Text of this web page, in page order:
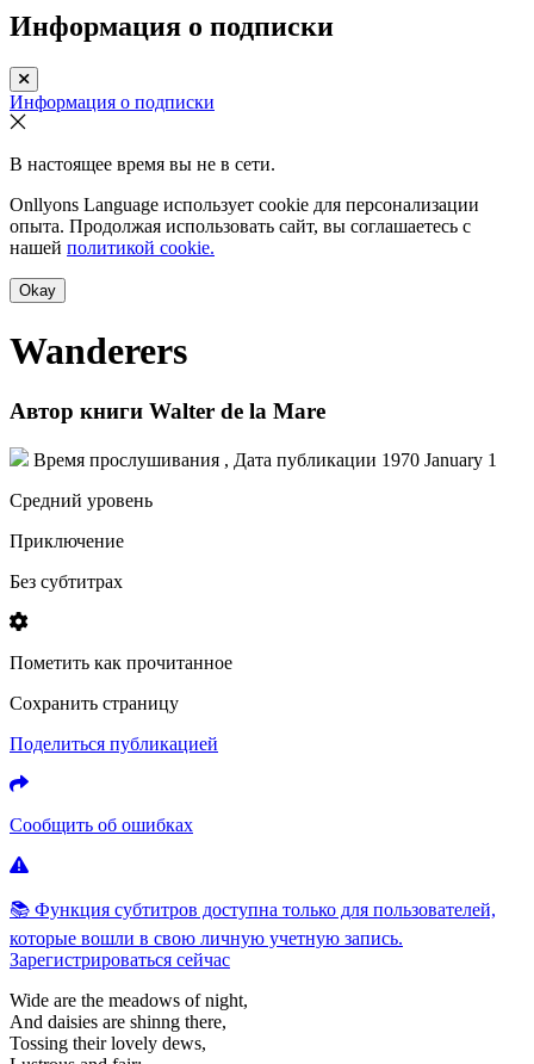
Информация о подписки
Информация о подписки
В настоящее время вы не в сети.
Onllyons Language использует cookie для персонализации
опыта. Продолжая использовать сайт, вы соглашаетесь с
нашей политикой cookie.
Okay
Wanderers
Автор книги Walter de la Mare
Время прослушивания , Дата публикации 1970 January 1
Средний уровень
Приключение
Без субтитрах
Пометить как прочитанное
Сохранить страницу
Поделиться публикацией
Сообщить об ошибках
📚 Функция субтитров доступна только для пользователей,
которые вошли в свою личную учетную запись.
Зарегистрироваться сейчас
Wide are the meadows ofnight,
And daisies are shinng there,
Tossing theirlovely dews,